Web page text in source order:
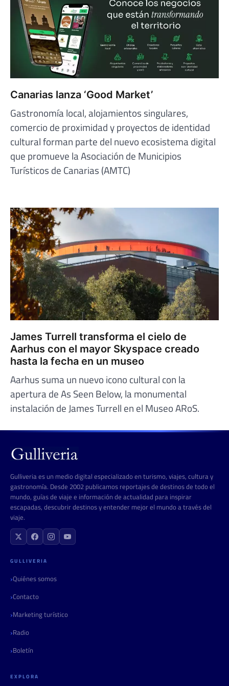
Canarias lanza ‘Good Market’
Gastronomía local, alojamientos singulares,
comercio de proximidad y proyectos de identidad
cultural forman parte del nuevo ecosistema digital
que promueve la Asociación de Municipios
Turísticos de Canarias (AMTC)
James Turrell transforma el cielo de
Aarhus con el mayor Skyspace creado
hasta la fecha en un museo
Aarhus suma un nuevo icono cultural con la
apertura de As Seen Below, la monumental
instalación de James Turrell en el Museo ARoS.
Gulliveria es un medio digital especializado en turismo, viajes, cultura y
gastronomía. Desde 2002 publicamos reportajes de destinos de todo el
mundo, guías de viaje e información de actualidad para inspirar
escapadas, descubrir destinos y entender mejor el mundo a través del
viaje.
GULLIVERIA
Quiénes somos
Contacto
Marketing turístico
Radio
Boletín
EXPLORA